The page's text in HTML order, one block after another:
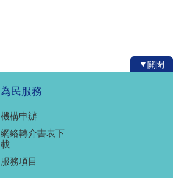
▼關閉
為民服務
機構申辦
網絡轉介書表下
載
服務項目